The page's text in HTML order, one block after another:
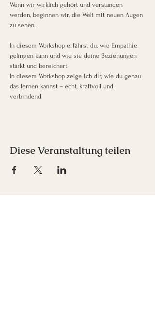
Wenn wir wirklich gehört und verstanden
werden, beginnen wir, die Welt mit neuen Augen
zu sehen.
In diesem Workshop erfährst du, wie Empathie
gelingen kann und wie sie deine Beziehungen
stärkt und bereichert.
In diesem Workshop zeige ich dir, wie du genau
das lernen kannst – echt, kraftvoll und
verbindend.
Diese Veranstaltung teilen